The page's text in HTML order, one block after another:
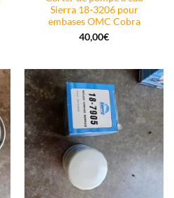
Sierra 18-3206 pour
embases OMC Cobra
40,00€